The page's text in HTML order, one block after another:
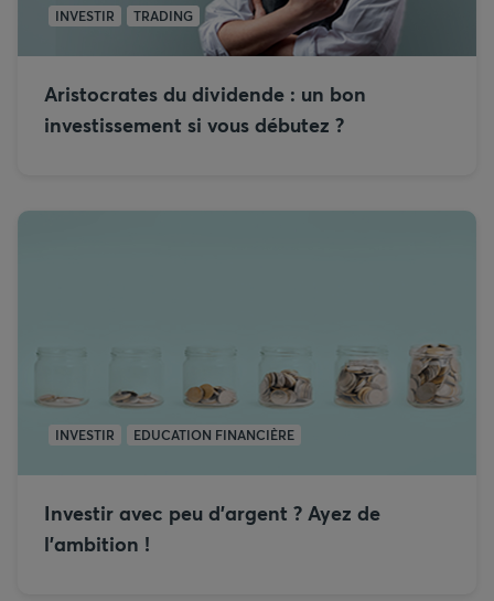
INVESTIR TRADING
Aristocrates du dividende : un bon
investissement si vous débutez ?
INVESTIR EDUCATION FINANCIÈRE
Investir avec peu d’argent ? Ayez de
l’ambition !